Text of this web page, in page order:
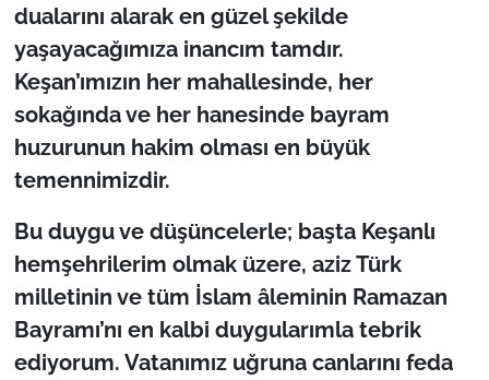
dualarını alarak en güzel şekilde
yaşayacağımıza inancım tamdır.
Keşan’ımızın her mahallesinde, her
sokağında ve her hanesinde bayram
huzurunun hakim olması en büyük
temennimizdir.
​Bu duygu ve düşüncelerle; başta Keşanlı
hemşehrilerim olmak üzere, aziz Türk
milletinin ve tüm İslam âleminin Ramazan
Bayramı’nı en kalbi duygularımla tebrik
ediyorum. Vatanımız uğruna canlarını feda
Canlı Maç
Finans
Genel-A
Gündem-Eğitim